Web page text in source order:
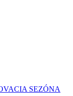
SEZÓNA